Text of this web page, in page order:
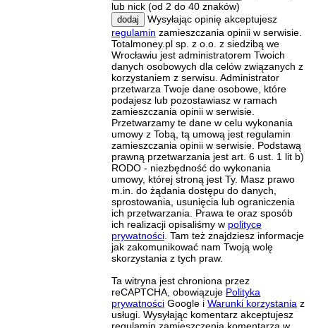
lub nick (od 2 do 40 znaków)
dodaj
Wysyłając opinię akceptujesz
regulamin zamieszczania opinii w serwisie.
Totalmoney.pl sp. z o.o. z siedzibą we
Wrocławiu jest administratorem Twoich
danych osobowych dla celów związanych z
korzystaniem z serwisu. Administrator
przetwarza Twoje dane osobowe, które
podajesz lub pozostawiasz w ramach
zamieszczania opinii w serwisie.
Przetwarzamy te dane w celu wykonania
umowy z Tobą, tą umową jest regulamin
zamieszczania opinii w serwisie. Podstawą
prawną przetwarzania jest art. 6 ust. 1 lit b)
RODO - niezbędność do wykonania
umowy, której stroną jest Ty. Masz prawo
m.in. do żądania dostępu do danych,
sprostowania, usunięcia lub ograniczenia
ich przetwarzania. Prawa te oraz sposób
ich realizacji opisaliśmy w polityce
prywatności . Tam też znajdziesz informacje
jak zakomunikować nam Twoją wolę
skorzystania z tych praw.
Ta witryna jest chroniona przez
reCAPTCHA, obowiązuje Polityka
prywatności Google i Warunki korzystania z
usługi. Wysyłając komentarz akceptujesz